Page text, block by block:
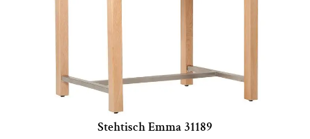
Stehtisch Emma 31189